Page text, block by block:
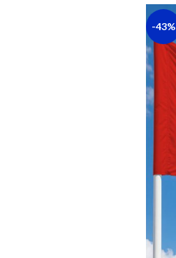
-43%